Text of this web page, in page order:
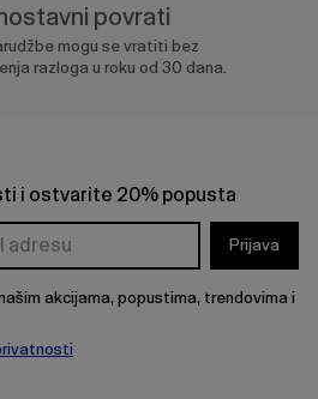
povrati
mogu se vratiti bez
razloga u roku od 30 dana.
i ostvarite 20% popusta
Prijava
akcijama, popustima, trendovima i